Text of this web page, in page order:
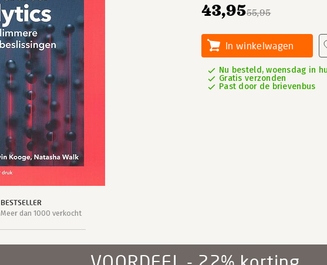
BESTSELLER
Meer dan 1000 verkocht
55,95
43,95
In winkelwagen
Nu besteld, woensdag in
Gratis verzonden
Past door de brievenbus